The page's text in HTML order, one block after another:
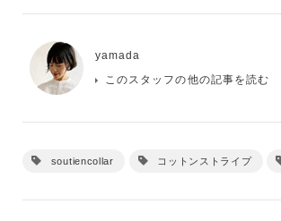
yamada
このスタッフの他の記事を読む
soutiencollar コットンストライプ